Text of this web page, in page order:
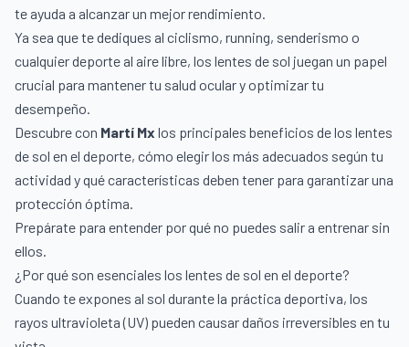
te ayuda a alcanzar un mejor rendimiento.
Ya sea que te dediques al ciclismo, running, senderismo o
cualquier deporte al aire libre, los lentes de sol juegan un papel
crucial para mantener tu salud ocular y optimizar tu
desempeño.
Descubre con Martí Mx los principales beneficios de los lentes
de sol en el deporte, cómo elegir los más adecuados según tu
actividad y qué características deben tener para garantizar una
protección óptima.
Prepárate para entender por qué no puedes salir a entrenar sin
ellos.
¿Por qué son esenciales los lentes de sol en el deporte?
Cuando te expones al sol durante la práctica deportiva, los
rayos ultravioleta (UV) pueden causar daños irreversibles en tu